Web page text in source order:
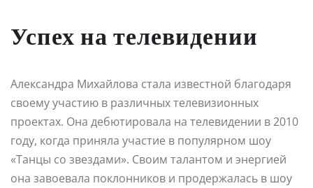
Успех на телевидении
Александра Михайлова стала известной благодаря
своему участию в различных телевизионных
проектах. Она дебютировала на телевидении в 2010
году, когда приняла участие в популярном шоу
«Танцы со звездами». Своим талантом и энергией
она завоевала поклонников и продержалась в шоу